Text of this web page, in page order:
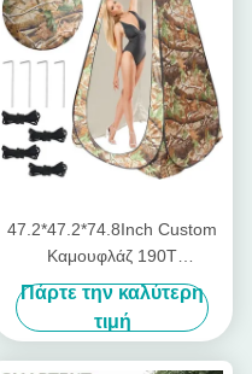
47.2*47.2*74.8Inch Custom
Καμουφλάζ 190T
Πολυεστέρα Pop Up
προσωπικές σκηνές με
υπεριώδη προστασία
Αδιάβροχο σχέδιο
Πάρτε την καλύτερη
τιμή